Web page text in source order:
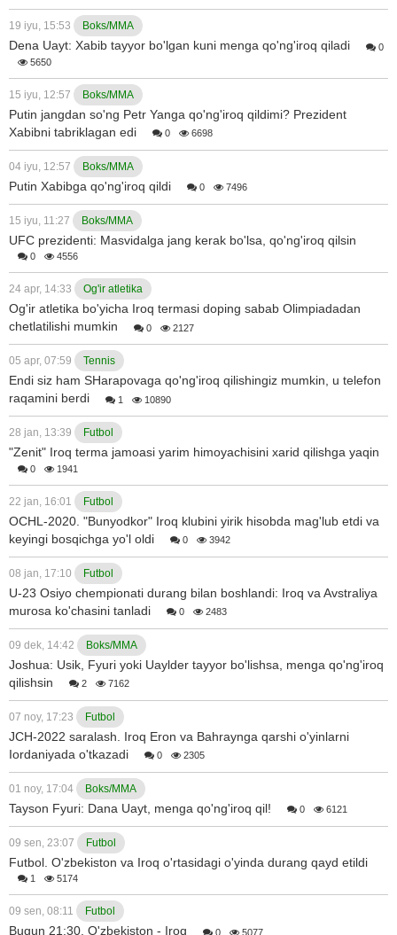
19 iyu, 15:53 Boks/MMA
Dena Uayt: Xabib tayyor bo'lgan kuni menga qo'ng'iroq qiladi
0
5650
15 iyu, 12:57 Boks/MMA
Putin jangdan so'ng Petr Yanga qo'ng'iroq qildimi? Prezident
Xabibni tabriklagan edi
0 6698
04 iyu, 12:57 Boks/MMA
Putin Xabibga qo'ng'iroq qildi 0 7496
15 iyu, 11:27 Boks/MMA
UFC prezidenti: Masvidalga jang kerak bo'lsa, qo'ng'iroq qilsin
0 4556
24 apr, 14:33 Og'ir atletika
Og'ir atletika bo'yicha Iroq termasi doping sabab Olimpiadadan
chetlatilishi mumkin
0 2127
05 apr, 07:59 Tennis
Endi siz ham SHarapovaga qo'ng'iroq qilishingiz mumkin, u telefon
raqamini berdi
1 10890
28 jan, 13:39 Futbol
"Zenit" Iroq terma jamoasi yarim himoyachisini xarid qilishga yaqin
0 1941
22 jan, 16:01 Futbol
OCHL-2020. "Bunyodkor" Iroq klubini yirik hisobda mag'lub etdi va
keyingi bosqichga yo'l oldi
0 3942
08 jan, 17:10 Futbol
U-23 Osiyo chempionati durang bilan boshlandi: Iroq va Avstraliya
murosa ko'chasini tanladi
0 2483
09 dek, 14:42 Boks/MMA
Joshua: Usik, Fyuri yoki Uaylder tayyor bo'lishsa, menga qo'ng'iroq
qilishsin
2 7162
07 noy, 17:23 Futbol
JCH-2022 saralash. Iroq Eron va Bahraynga qarshi o'yinlarni
Iordaniyada o'tkazadi
0 2305
01 noy, 17:04 Boks/MMA
Tayson Fyuri: Dana Uayt, menga qo'ng'iroq qil! 0 6121
09 sen, 23:07 Futbol
Futbol. O'zbekiston va Iroq o'rtasidagi o'yinda durang qayd etildi
1 5174
09 sen, 08:11 Futbol
Bugun 21:30. O'zbekiston - Iroq 0 5077